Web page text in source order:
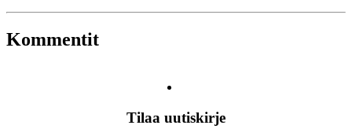
Kommentit
Tilaa uutiskirje